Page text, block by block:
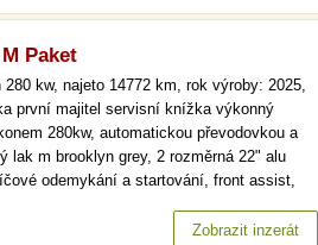
Paket
280 kw, najeto 14772 km, rok výroby: 2025,
první majitel servisní knížka výkonný
280kw, automatickou převodovkou a
lak m brooklyn grey, 2 rozměrná 22" alu
odemykání a startování, front assist,
pruhu, asistent mrtvého úhlu, kožené…
Zobrazit inzerát